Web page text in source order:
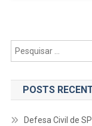
POSTS
Defesa Civil de